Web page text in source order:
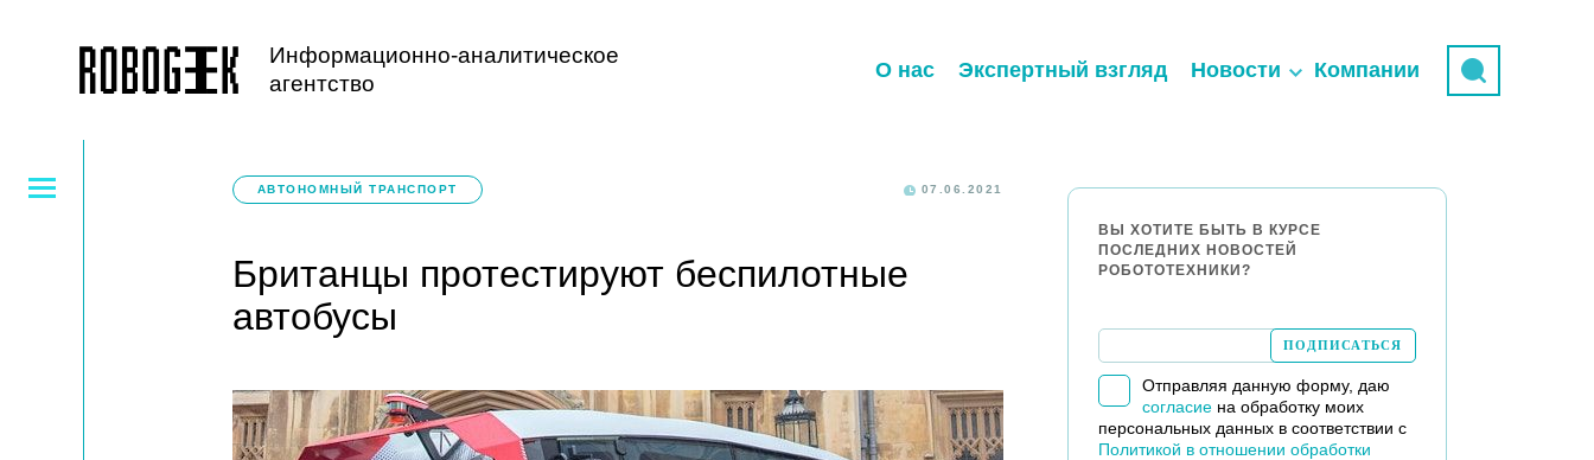
Информационно-аналитическое
агентство
О нас Экспертный взгляд Новости Компании
АВТОНОМНЫЙ ТРАНСПОРТ 07.06.2021
Британцы протестируют беспилотные
автобусы
ВЫ ХОТИТЕ БЫТЬ В КУРСЕ
ПОСЛЕДНИХ НОВОСТЕЙ
РОБОТОТЕХНИКИ?
Отправляя данную форму, даю
согласиена обработку моих
персональных данных в соответствии с
Политикой в отношении обработки